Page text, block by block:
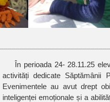
În perioada 24- 28.11.25 elevii Școlii Profesionale nr.1 din Cahul au participat la un șir de
activități dedicate Săptămânii
Evenimentele au avut drept
inteligenței emoționale și a